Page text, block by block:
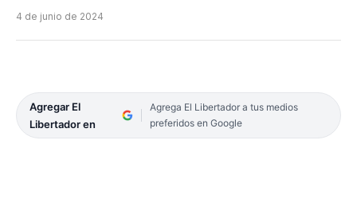
4 de junio de 2024
Agregar El
Libertador en
Agrega El Libertador a tus medios
preferidos en Google